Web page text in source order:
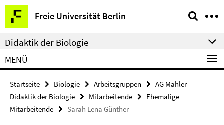
Springe
direkt
zu
Inhalt
Freie Universität Berlin
Service-
Navigation
Didaktik der Biologie
MENÜ
Startseite Biologie Arbeitsgruppen
AG Mahler -
Didaktik der Biologie
Mitarbeitende
Ehemalige
Mitarbeitende
Sarah Lena Günther